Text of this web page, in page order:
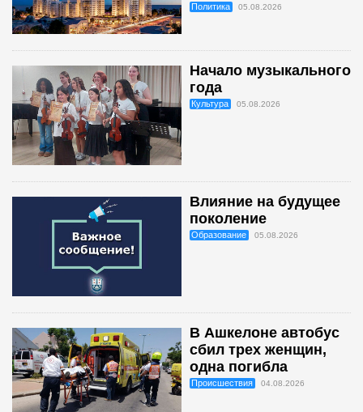
Политика 05.08.2026
Начало музыкального
года
Культура 05.08.2026
Влияние на будущее
поколение
Образование 05.08.2026
В Ашкелоне автобус
сбил трех женщин,
одна погибла
Происшествия 04.08.2026